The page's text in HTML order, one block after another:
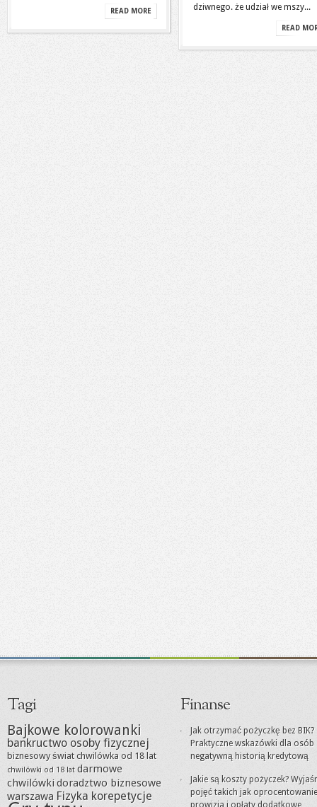
READ MORE
dziwnego. że udział we mszy...
READ
Tagi
Bajkowe kolorowanki
bankructwo osoby fizycznej
biznesowy świat chwilówka od 18 lat
chwilówki od 18 lat darmowe
chwilówkidoradztwo biznesowe
warszawa Fizyka korepetycje
Finanse
Jak otrzymać pożyczkę bez BIK?
Praktyczne wskazówki dla osób
negatywną historią kredytową
Jakie są koszty pożyczek?
pojęć takich jak
prowizja i opłaty dodatkowe